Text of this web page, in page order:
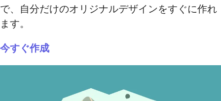
で、自分だけのオリジナルデザインをすぐに作れ
ます。
今すぐ作成